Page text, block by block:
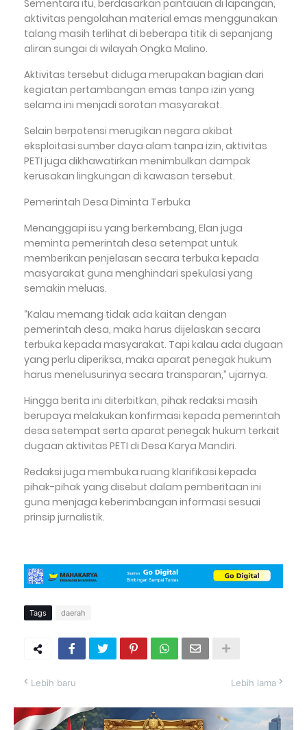
Sementara itu, berdasarkan pantauan di lapangan,
aktivitas pengolahan material emas menggunakan
talang masih terlihat di beberapa titik di sepanjang
aliran sungai di wilayah Ongka Malino.
Aktivitas tersebut diduga merupakan bagian dari
kegiatan pertambangan emas tanpa izin yang
selama ini menjadi sorotan masyarakat.
Selain berpotensi merugikan negara akibat
eksploitasi sumber daya alam tanpa izin, aktivitas
PETI juga dikhawatirkan menimbulkan dampak
kerusakan lingkungan di kawasan tersebut.
Pemerintah Desa Diminta Terbuka
Menanggapi isu yang berkembang, Elan juga
meminta pemerintah desa setempat untuk
memberikan penjelasan secara terbuka kepada
masyarakat guna menghindari spekulasi yang
semakin meluas.
“Kalau memang tidak ada kaitan dengan
pemerintah desa, maka harus dijelaskan secara
terbuka kepada masyarakat. Tapi kalau ada dugaan
yang perlu diperiksa, maka aparat penegak hukum
harus menelusurinya secara transparan,” ujarnya.
Hingga berita ini diterbitkan, pihak redaksi masih
berupaya melakukan konfirmasi kepada pemerintah
desa setempat serta aparat penegak hukum terkait
dugaan aktivitas PETI di Desa Karya Mandiri.
Redaksi juga membuka ruang klarifikasi kepada
pihak-pihak yang disebut dalam pemberitaan ini
guna menjaga keberimbangan informasi sesuai
prinsip jurnalistik.
Tags daerah
Lebih baru Lebih lama